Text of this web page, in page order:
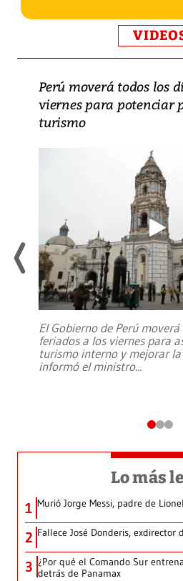
Perú moverá todos los
viernes para potenciar
turismo
El Gobierno de Perú
feriados a los viernes para
turismo interno y mejorar
informó el ministro...
Lo más
1 Murió Jorge Messi, padre de
2 Fallece José Donderis, exdirector
3 ¿Por qué el Comando Sur
detrás de Panamax